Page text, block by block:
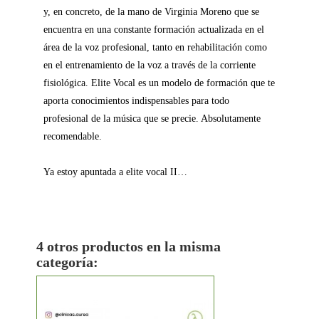
y, en concreto, de la mano de Virginia Moreno que se
encuentra en una constante formación actualizada en el
área de la voz profesional, tanto en rehabilitación como
en el entrenamiento de la voz a través de la corriente
fisiológica. Elite Vocal es un modelo de formación que te
aporta conocimientos indispensables para todo
profesional de la música que se precie. Absolutamente
recomendable.
Ya estoy apuntada a elite vocal II…
4 otros productos en la misma
categoría: